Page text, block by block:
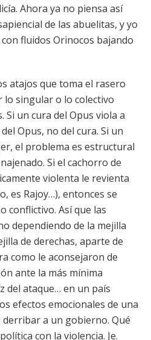
Ahora ya no piensa así
de las abuelitas, y yo
fluidos Orinocos bajando
atajos que toma el rasero
singular o lo colectivo
Si un cura del Opus viola a
Opus, no del cura. Si un
el problema es estructural
Si el cachorro de
violenta le revienta
es Rajoy…), entonces se
conflictivo. Así que las
dependiendo de la mejilla
de derechas, aparte de
como le aconsejaron de
ante la más mínima
del ataque… en un país
efectos emocionales de una
a un gobierno. Qué
con la violencia. Je.